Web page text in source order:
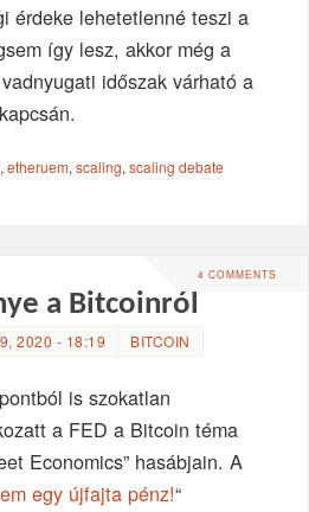
érdeke lehetetlenné teszi a
így lesz, akkor még a
időszak várható a
,etheruem,scaling,scaling debate
4 COMMENTS
a Bitcoinról
2020 - 18:19 BITCOIN
is szokatlan
a FED a Bitcoin téma
Economics” hasábjain. A
egy újfajta pénz!“